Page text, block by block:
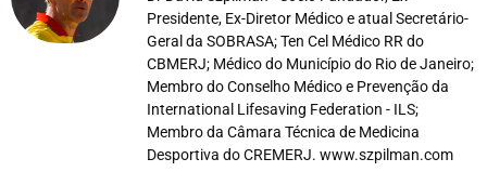
Presidente, Ex-Diretor Médico e atual Secretário-
Geral da SOBRASA; Ten Cel Médico RR do
CBMERJ; Médico do Município do Rio de Janeiro;
Membro do Conselho Médico e Prevenção da
International Lifesaving Federation - ILS;
Membro da Câmara Técnica de Medicina
Desportiva do CREMERJ. www.szpilman.com